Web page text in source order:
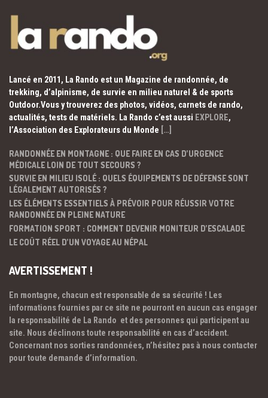
Lancé en 2011, La Rando est un Magazine de randonnée, de
trekking, d’alpinisme, de survie en milieu naturel & de sports
Outdoor.Vous y trouverez des photos, vidéos, carnets de rando,
actualités, tests de matériels. La Rando c’est aussi EXPLORE,
l’Association des Explorateurs du Monde […]
RANDONNÉE EN MONTAGNE : QUE FAIRE EN CAS D’URGENCE
MÉDICALE LOIN DE TOUT SECOURS ?
SURVIE EN MILIEU ISOLÉ : QUELS ÉQUIPEMENTS DE DÉFENSE SONT
LÉGALEMENT AUTORISÉS ?
LES ÉLÉMENTS ESSENTIELS À PRÉVOIR POUR RÉUSSIR VOTRE
RANDONNÉE EN PLEINE NATURE
FORMATION SPORT : COMMENT DEVENIR MONITEUR D’ESCALADE
LE COÛT RÉEL D’UN VOYAGE AU NÉPAL
AVERTISSEMENT !
En montagne, chacun est responsable de sa sécurité ! Les
informations fournies par ce site ne pourront en aucun cas engager
la responsabilité de La Rando et des personnes qui participent au
site. Nous déclinons toute responsabilité en cas d’accident.
Concernant nos sorties randonnées, n’hésitez pas à nous contacter
pour toute demande d’information.